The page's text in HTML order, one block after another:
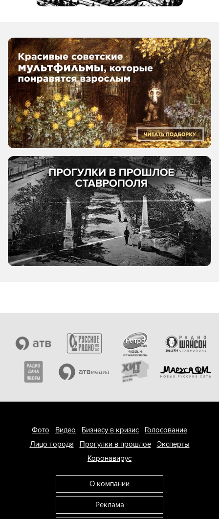
Фото Видео Бизнесу в кризис
Голосование
Лицо города
Прогулки в прошлое
Эксперты
Коронавирус
О компании
Реклама